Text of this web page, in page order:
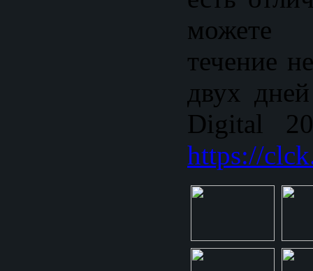
можете
течение
двух
Digital
https://